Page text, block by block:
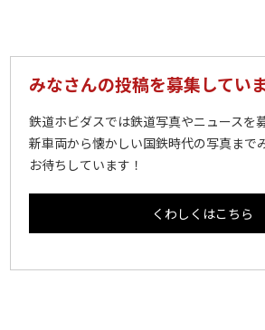
みなさんの投稿を募集してい
鉄道ホビダスでは鉄道写真やニュースを
新車両から懐かしい国鉄時代の写真まで
お待ちしています！
くわしくはこちら